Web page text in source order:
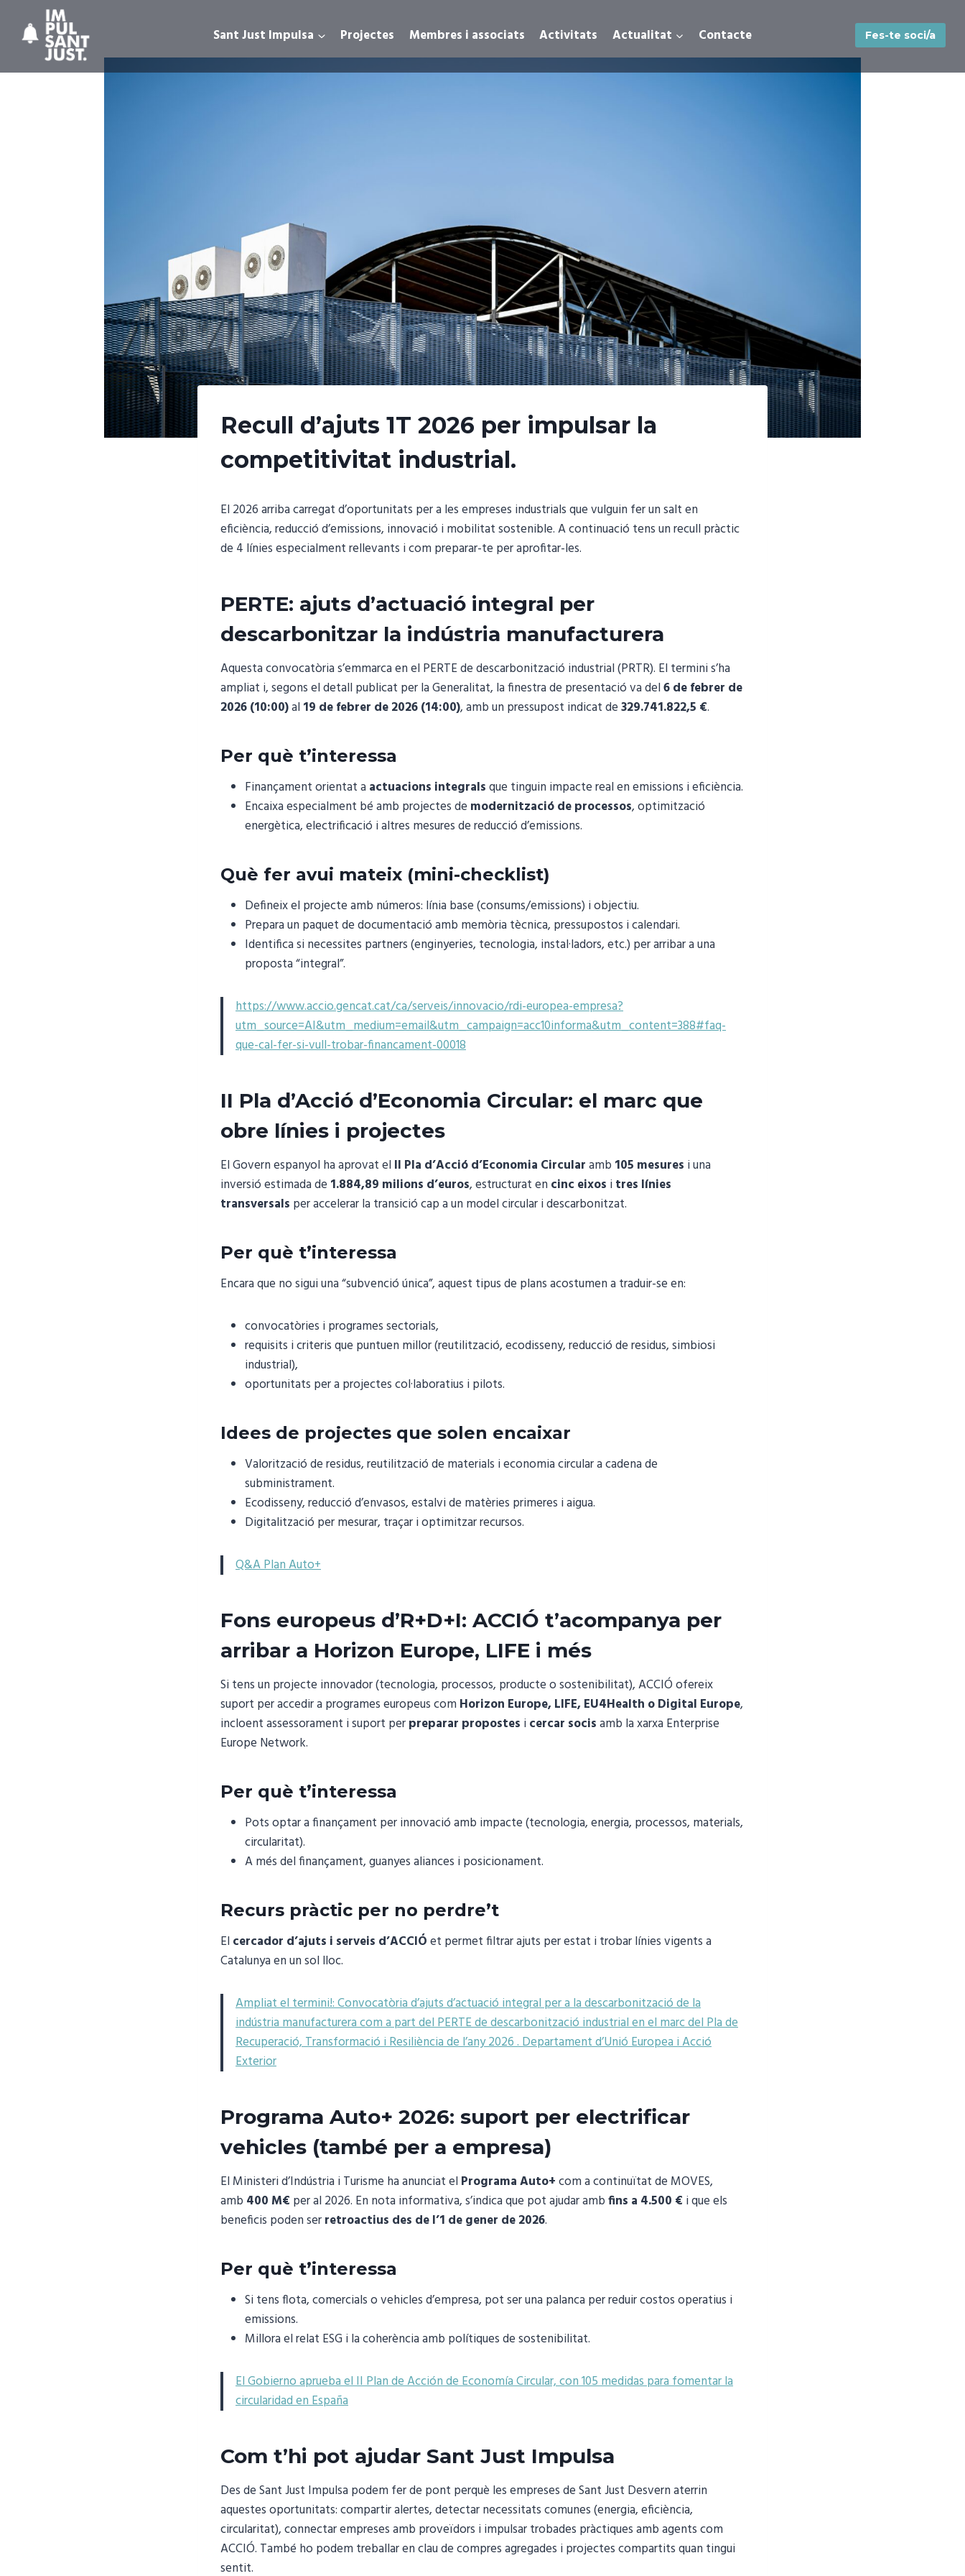
contingut
Sant Just Impulsa Projectes Membres i associats Activitats Actualitat Contacte Fes-te soci/a
Recull d’ajuts 1T 2026 per impulsar la
competitivitat industrial.
El 2026 arriba carregat d’oportunitats per a les empreses industrials que vulguin fer un salt en
eficiència, reducció d’emissions, innovació i mobilitat sostenible. A continuació tens un recull pràctic
de 4 línies especialment rellevants i com preparar-te per aprofitar-les.
PERTE: ajuts d’actuació integral per
descarbonitzar la indústria manufacturera
Aquesta convocatòria s’emmarca en el PERTE de descarbonització industrial (PRTR). El termini s’ha
ampliat i, segons el detall publicat per la Generalitat, la finestra de presentació va del6 de febrer de
2026 (10:00)al 19 de febrer de 2026 (14:00), amb un pressupost indicat de329.741.822,5 €.
Per què t’interessa
Finançament orientat a actuacions integralsque tinguin impacte real en emissions i eficiència.
Encaixa especialment bé amb projectes de modernització de processos, optimització
energètica, electrificació i altres mesures de reducció d’emissions.
Què fer avui mateix (mini-checklist)
Defineix el projecte amb números: línia base (consums/emissions) i objectiu.
Prepara un paquet de documentació amb memòria tècnica, pressupostos i calendari.
Identifica si necessites partners (enginyeries, tecnologia, instal·ladors, etc.) per arribar a una
proposta “integral”.
https://www.accio.gencat.cat/ca/serveis/innovacio/rdi-europea-empresa?
utm_source=AI&utm_medium=email&utm_campaign=acc10informa&utm_content=388#faq-
que-cal-fer-si-vull-trobar-financament-00018
II Pla d’Acció d’Economia Circular: el marc que
obre línies i projectes
El Govern espanyol ha aprovat el II Pla d’Acció d’Economia Circularamb 105 mesures i una
inversió estimada de 1.884,89 milions d’euros, estructurat en cinc eixos i tres línies
transversals per accelerar la transició cap a un model circular i descarbonitzat.
Per què t’interessa
Encara que no sigui una “subvenció única”, aquest tipus de plans acostumen a traduir-se en:
convocatòries i programes sectorials,
requisits i criteris que puntuen millor (reutilització, ecodisseny, reducció de residus, simbiosi
industrial),
oportunitats per a projectes col·laboratius i pilots.
Idees de projectes que solen encaixar
Valorització de residus, reutilització de materials i economia circular a cadena de
subministrament.
Ecodisseny, reducció d’envasos, estalvi de matèries primeres i aigua.
Digitalització per mesurar, traçar i optimitzar recursos.
Q&A Plan Auto+
Fons europeus d’R+D+I: ACCIÓ t’acompanya per
arribar a Horizon Europe, LIFE i més
Si tens un projecte innovador (tecnologia, processos, producte o sostenibilitat), ACCIÓ ofereix
suport per accedir a programes europeus com Horizon Europe, LIFE, EU4Health o Digital Europe,
incloent assessorament i suport perpreparar propostes i cercar socisamb la xarxa Enterprise
Europe Network.
Per què t’interessa
Pots optar a finançament per innovació amb impacte (tecnologia, energia, processos, materials,
circularitat).
A més del finançament, guanyes aliances i posicionament.
Recurs pràctic per no perdre’t
El cercador d’ajuts i serveis d’ACCIÓet permet filtrar ajuts per estat i trobar línies vigents a
Catalunya en un sol lloc.
Ampliat el termini!: Convocatòria d’ajuts d’actuació integral per a la descarbonització de la
indústria manufacturera com a part del PERTE de descarbonització industrial en el marc del Pla de
Recuperació, Transformació i Resiliència de l’any 2026 . Departament d’Unió Europea i Acció
Exterior
Programa Auto+ 2026: suport per electrificar
vehicles (també per a empresa)
El Ministeri d’Indústria i Turisme ha anunciat el Programa Auto+com a continuïtat de MOVES,
amb 400 M€ per al 2026. En nota informativa, s’indica que pot ajudar ambfins a 4.500 € i que els
beneficis poden serretroactius des de l’1 de gener de 2026.
Per què t’interessa
Si tens flota, comercials o vehicles d’empresa, pot ser una palanca per reduir costos operatius i
emissions.
Millora el relat ESG i la coherència amb polítiques de sostenibilitat.
El Gobierno aprueba el II Plan de Acción de Economía Circular, con 105 medidas para fomentar la
circularidad en España
Com t’hi pot ajudar Sant Just Impulsa
Des de Sant Just Impulsa podem fer de pont perquè les empreses de Sant Just Desvern aterrin
aquestes oportunitats: compartir alertes, detectar necessitats comunes (energia, eficiència,
circularitat), connectar empreses amb proveïdors i impulsar trobades pràctiques amb agents com
ACCIÓ. També ho podem treballar en clau de compres agregades i projectes compartits quan tingui
sentit.